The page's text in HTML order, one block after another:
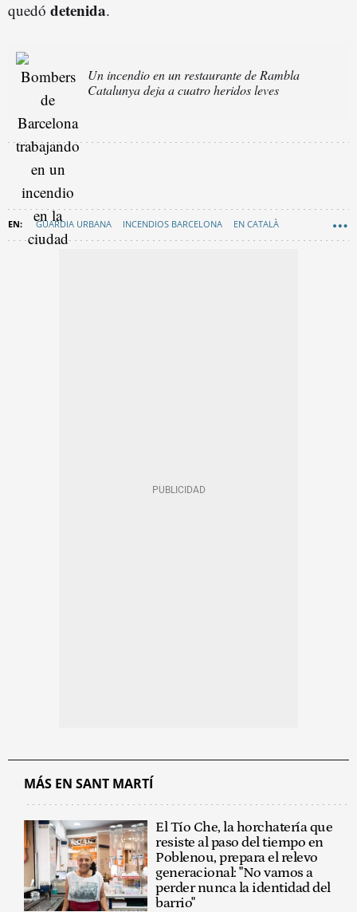
quedó detenida.
Un incendio en un restaurante de Rambla
Catalunya deja a cuatro heridos leves
GUARDIA URBANA INCENDIOS BARCELONA EN CATALÀ
MÁS EN SANT MARTÍ
El Tío Che, la horchatería que
resiste al paso del tiempo en
Poblenou, prepara el relevo
generacional: "No vamos a
perder nunca la identidad del
barrio"